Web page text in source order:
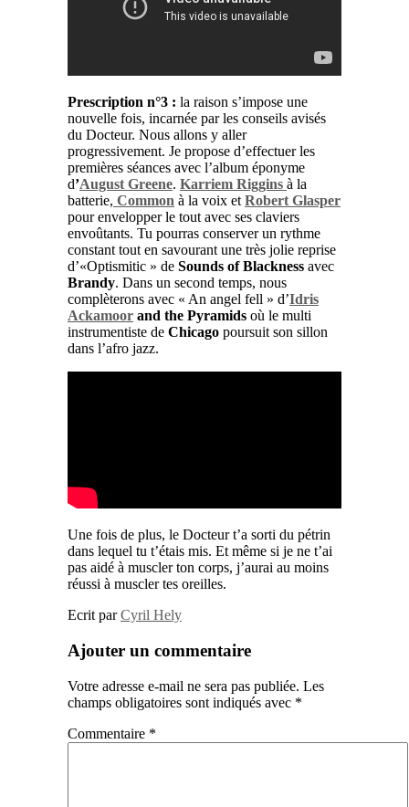
Prescription n°3 : la raison s’impose une
nouvelle fois, incarnée par les conseils avisés
du Docteur. Nous allons y aller
progressivement. Je propose d’effectuer les
premières séances avec l’album éponyme
d’August Greene. Karriem Riggins à la
batterie, Common à la voix et Robert Glasper
pour envelopper le tout avec ses claviers
envoûtants. Tu pourras conserver un rythme
constant tout en savourant une très jolie reprise
d’«Optismitic » de Sounds of Blackness avec
Brandy. Dans un second temps, nous
complèterons avec « An angel fell » d’Idris
Ackamoor and the Pyramids où le multi
instrumentiste de Chicago poursuit son sillon
dans l’afro jazz.
Une fois de plus, le Docteur t’a sorti du pétrin
dans lequel tu t’étais mis. Et même si je ne t’ai
pas aidé à muscler ton corps, j’aurai au moins
réussi à muscler tes oreilles.
Ecrit parCyril Hely
Ajouter un commentaire
Votre adresse e-mail ne sera pas publiée. Les
champs obligatoires sont indiqués avec *
Commentaire *